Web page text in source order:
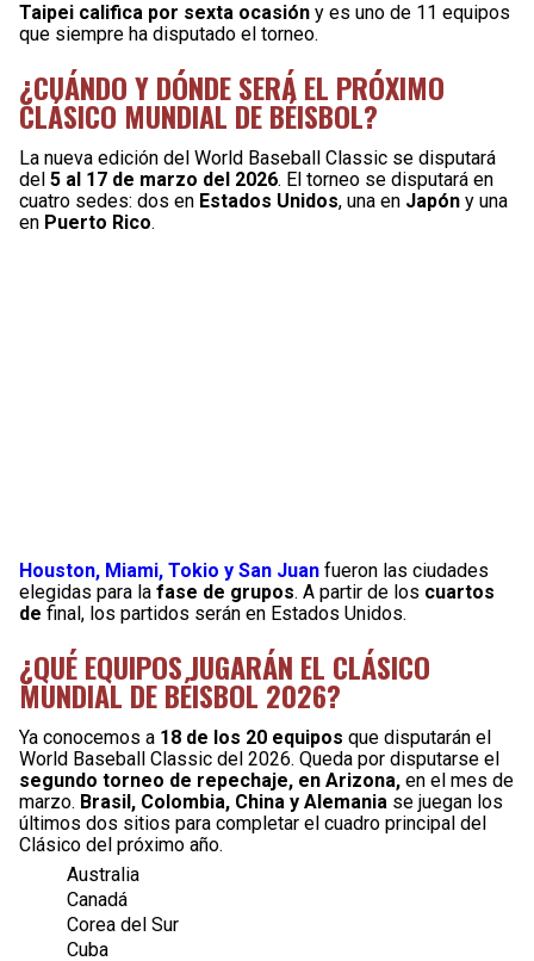
Taipei califica por sexta ocasión y es uno de 11 equipos
que siempre ha disputado el torneo.
¿CUÁNDO Y DÓNDE SERÁ EL PRÓXIMO
CLÁSICO MUNDIAL DE BÉISBOL?
La nueva edición del World Baseball Classic se disputará
del 5 al 17 de marzo del 2026. El torneo se disputará en
cuatro sedes: dos en Estados Unidos, una en Japón y una
en Puerto Rico.
Houston, Miami, Tokio y San Juan fueron las ciudades
elegidas para la fase de grupos. A partir de los cuartos
de final, los partidos serán en Estados Unidos.
¿QUÉ EQUIPOS JUGARÁN EL CLÁSICO
MUNDIAL DE BÉISBOL 2026?
Ya conocemos a 18 de los 20 equipos que disputarán el
World Baseball Classic del 2026. Queda por disputarse el
segundo torneo de repechaje, en Arizona, en el mes de
marzo. Brasil, Colombia, China y Alemania se juegan los
últimos dos sitios para completar el cuadro principal del
Clásico del próximo año.
Australia
Canadá
Corea del Sur
Cuba